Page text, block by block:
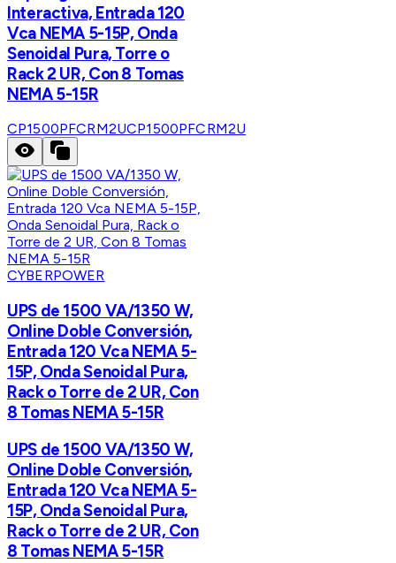
Interactiva, Entrada 120
Vca NEMA 5-15P, Onda
Senoidal Pura, Torre o
Rack 2 UR, Con 8 Tomas
NEMA 5-15R
CP1500PFCRM2UCP1500PFCRM2U
CYBERPOWER
UPS de 1500 VA/1350 W,
Online Doble Conversión,
Entrada 120 Vca NEMA 5-
15P, Onda Senoidal Pura,
Rack o Torre de 2 UR, Con
8 Tomas NEMA 5-15R
UPS de 1500 VA/1350 W,
Online Doble Conversión,
Entrada 120 Vca NEMA 5-
15P, Onda Senoidal Pura,
Rack o Torre de 2 UR, Con
8 Tomas NEMA 5-15R